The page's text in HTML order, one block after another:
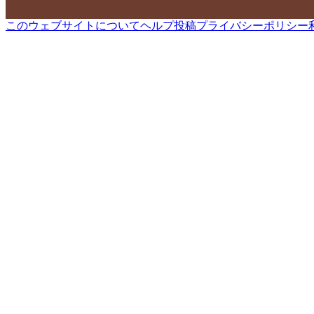
このウェブサイトについてヘルプ投稿プライバシーポリシー